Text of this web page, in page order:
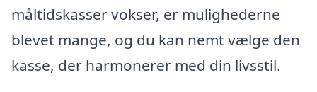
måltidskasser vokser, er mulighederne
blevet mange, og du kan nemt vælge den
kasse, der harmonerer med din livsstil.